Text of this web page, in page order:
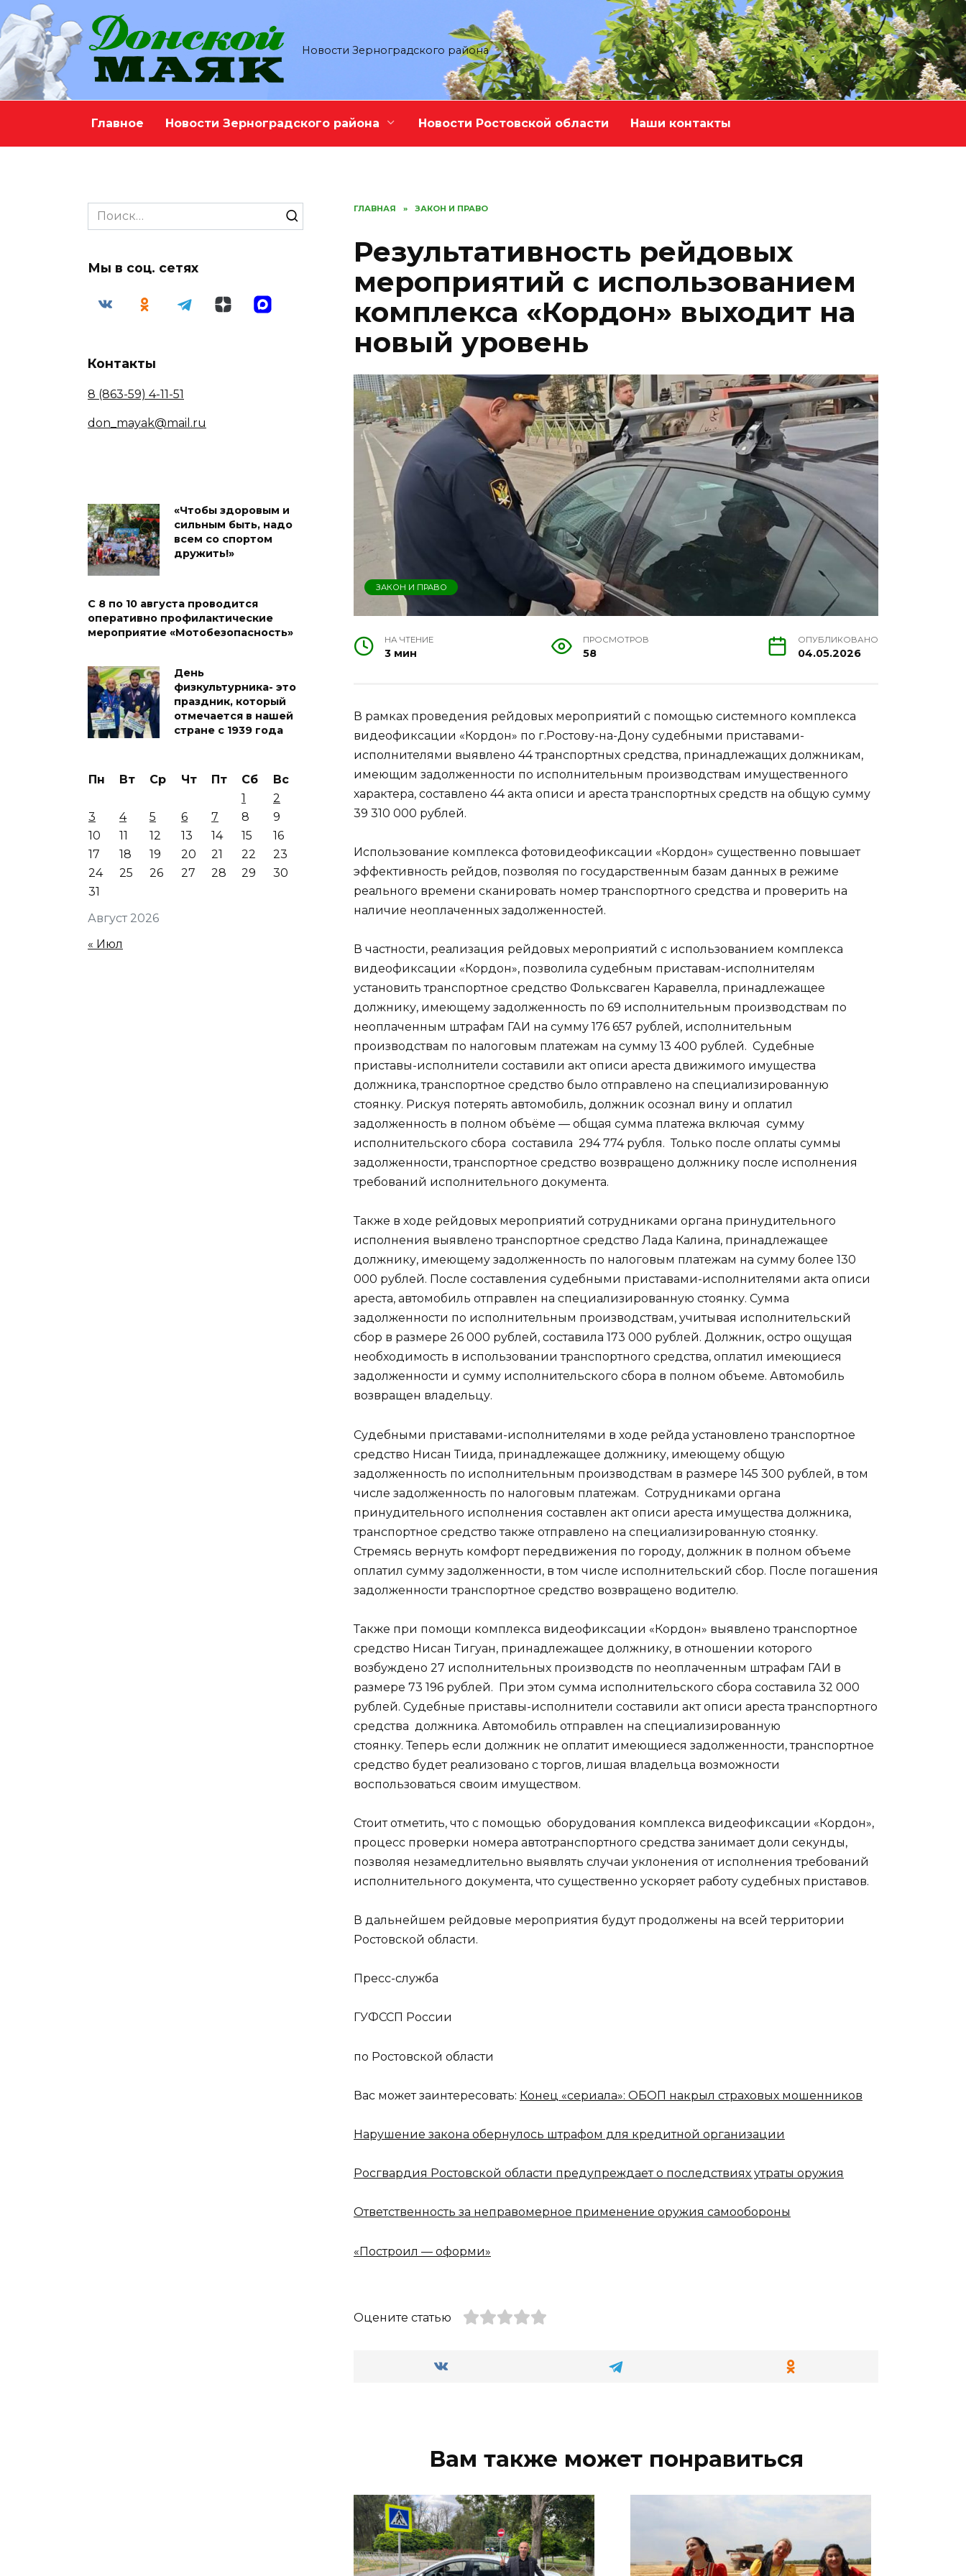
Перейти
к
содержанию
Новости Зерноградского района
Главное Новости Зерноградского района Новости Ростовской области Наши контакты
ГЛАВНАЯ » ЗАКОН И ПРАВО
Результативность рейдовых
мероприятий с использованием
комплекса «Кордон» выходит на
новый уровень
ЗАКОН И ПРАВО
НА ЧТЕНИЕ
3 мин
ПРОСМОТРОВ
58
ОПУБЛИКОВАНО
04.05.2026
В рамках проведения рейдовых мероприятий с помощью системного комплекса
видеофиксации «Кордон» по г.Ростову-на-Дону судебными приставами-
исполнителями выявлено 44 транспортных средства, принадлежащих должникам,
имеющим задолженности по исполнительным производствам имущественного
характера, составлено 44 акта описи и ареста транспортных средств на общую сумму
39 310 000 рублей.
Использование комплекса фотовидеофиксации «Кордон» существенно повышает
эффективность рейдов, позволяя по государственным базам данных в режиме
реального времени сканировать номер транспортного средства и проверить на
наличие неоплаченных задолженностей.
В частности, реализация рейдовых мероприятий с использованием комплекса
видеофиксации «Кордон», позволила судебным приставам-исполнителям
установить транспортное средство Фольксваген Каравелла, принадлежащее
должнику, имеющему задолженность по 69 исполнительным производствам по
неоплаченным штрафам ГАИ на сумму 176 657 рублей, исполнительным
производствам по налоговым платежам на сумму 13 400 рублей. Судебные
приставы-исполнители составили акт описи ареста движимого имущества
должника, транспортное средство было отправлено на специализированную
стоянку. Рискуя потерять автомобиль, должник осознал вину и оплатил
задолженность в полном объёме — общая сумма платежа включая сумму
исполнительского сбора составила 294 774 рубля. Только после оплаты суммы
задолженности, транспортное средство возвращено должнику после исполнения
требований исполнительного документа.
Также в ходе рейдовых мероприятий сотрудниками органа принудительного
исполнения выявлено транспортное средство Лада Калина, принадлежащее
должнику, имеющему задолженность по налоговым платежам на сумму более 130
000 рублей. После составления судебными приставами-исполнителями акта описи
ареста, автомобиль отправлен на специализированную стоянку. Сумма
задолженности по исполнительным производствам, учитывая исполнительский
сбор в размере 26 000 рублей, составила 173 000 рублей. Должник, остро ощущая
необходимость в использовании транспортного средства, оплатил имеющиеся
задолженности и сумму исполнительского сбора в полном объеме. Автомобиль
возвращен владельцу.
Судебными приставами-исполнителями в ходе рейда установлено транспортное
средство Нисан Тиида, принадлежащее должнику, имеющему общую
задолженность по исполнительным производствам в размере 145 300 рублей, в том
числе задолженность по налоговым платежам. Сотрудниками органа
принудительного исполнения составлен акт описи ареста имущества должника,
транспортное средство также отправлено на специализированную стоянку.
Стремясь вернуть комфорт передвижения по городу, должник в полном объеме
оплатил сумму задолженности, в том числе исполнительский сбор. После погашения
задолженности транспортное средство возвращено водителю.
Также при помощи комплекса видеофиксации «Кордон» выявлено транспортное
средство Нисан Тигуан, принадлежащее должнику, в отношении которого
возбуждено 27 исполнительных производств по неоплаченным штрафам ГАИ в
размере 73 196 рублей. При этом сумма исполнительского сбора составила 32 000
рублей. Судебные приставы-исполнители составили акт описи ареста транспортного
средства должника. Автомобиль отправлен на специализированную
стоянку. Теперь если должник не оплатит имеющиеся задолженности, транспортное
средство будет реализовано с торгов, лишая владельца возможности
воспользоваться своим имуществом.
Стоит отметить, что с помощью оборудования комплекса видеофиксации «Кордон»,
процесс проверки номера автотранспортного средства занимает доли секунды,
позволяя незамедлительно выявлять случаи уклонения от исполнения требований
исполнительного документа, что существенно ускоряет работу судебных приставов.
В дальнейшем рейдовые мероприятия будут продолжены на всей территории
Ростовской области.
Пресс-служба
ГУФССП России
по Ростовской области
Вас может заинтересовать: Конец «сериала»: ОБОП накрыл страховых мошенников
Нарушение закона обернулось штрафом для кредитной организации
Росгвардия Ростовской области предупреждает о последствиях утраты оружия
Ответственность за неправомерное применение оружия самообороны
«Построил — оформи»
Оцените статью
Вам также может понравиться
Search
for:
Мы в соц. сетях
Контакты
8 (863-59) 4-11-51
don_mayak@mail.ru
«Чтобы здоровым и
сильным быть, надо
всем со спортом
дружить!»
С 8 по 10 августа проводится
оперативно профилактические
мероприятие «Мотобезопасность»
День
физкультурника- это
праздник, который
отмечается в нашей
стране с 1939 года
Август 2026
Пн Вт Ср Чт Пт Сб
Вс
1
2
3
4 5 6 7 8
9
10
11 12 13 14 15
16
17
18 19 20 21 22
23
24
25 26 27 28 29
30
31
« Июл